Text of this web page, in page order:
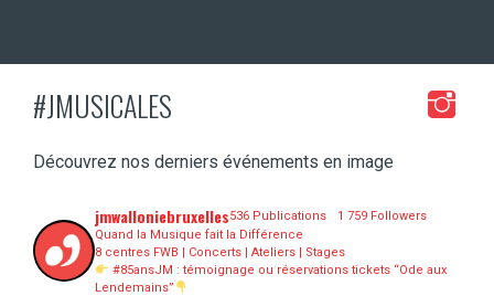
#JMUSICALES
Découvrez nos derniers événements en image
jmwalloniebruxelles536 Publications
1 759 Followers
Quand la Musique fait la Différence
8 centres FWB | Concerts | Ateliers | Stages
#85ansJM : témoignage ou réservations tickets “Ode aux
Lendemains”